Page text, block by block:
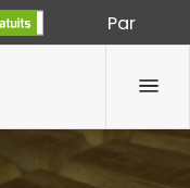
Par
1933